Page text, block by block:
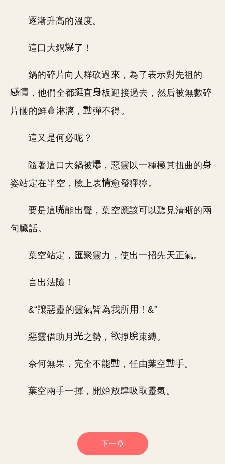
逐漸升高的溫度。
這口大鍋 了！
鍋的碎片向人群砍過來，為了表示對先祖的
，他們全都
直
板迎接過去，然后被無數碎
片砸的鮮🩸淋漓，
彈不得。
這又是何必呢？
隨著這口大鍋被
，惡靈以一種極其扭曲的
姿站定在半空，臉上表
愈發猙獰。
要是這
能出聲，葉空應該可以聽見清晰的兩
句臟話。
葉空站定，匯聚靈力，使出一招先天正氣。
言出法隨！
&“讓惡靈的靈氣皆為我所用！&”
惡靈借助月 之勢， 掙 束縛。
奈何無果，完全不能 ，任由葉空 手。
葉空兩手一揮，開始放肆吸取靈氣。
下一章